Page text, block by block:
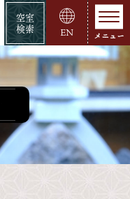
空室
検索
EN